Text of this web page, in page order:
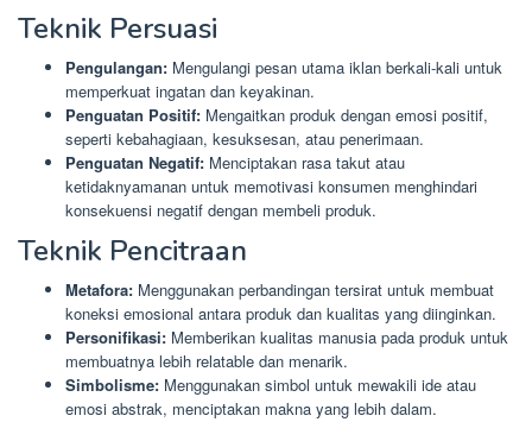
Teknik Persuasi
Pengulangan: Mengulangi pesan utama iklan berkali-kali untuk
memperkuat ingatan dan keyakinan.
Penguatan Positif: Mengaitkan produk dengan emosi positif,
seperti kebahagiaan, kesuksesan, atau penerimaan.
Penguatan Negatif: Menciptakan rasa takut atau
ketidaknyamanan untuk memotivasi konsumen menghindari
konsekuensi negatif dengan membeli produk.
Teknik Pencitraan
Metafora: Menggunakan perbandingan tersirat untuk membuat
koneksi emosional antara produk dan kualitas yang diinginkan.
Personifikasi: Memberikan kualitas manusia pada produk untuk
membuatnya lebih relatable dan menarik.
Simbolisme: Menggunakan simbol untuk mewakili ide atau
emosi abstrak, menciptakan makna yang lebih dalam.